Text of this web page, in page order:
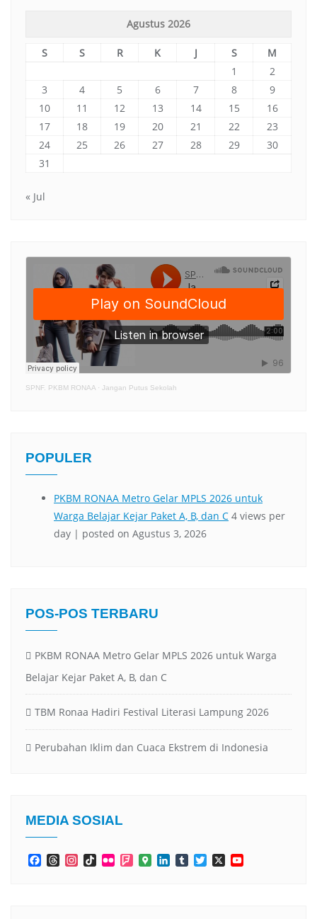
Agustus 2026
S S R K J S
M
1
2
3
4 5 6 7 8
9
10
11 12 13 14 15
16
17
18 19 20 21 22
23
24
25 26 27 28 29
30
31
« Jul
SPNF. PKBM RONAA · Jangan Putus Sekolah
POPULER
POS-POS TERBARU
PKBM RONAA Metro Gelar MPLS 2026 untuk Warga
Belajar Kejar Paket A, B, dan C
TBM Ronaa Hadiri Festival Literasi Lampung 2026
Perubahan Iklim dan Cuaca Ekstrem di Indonesia
MEDIA SOSIAL
Facebook
ThreadsInstagram
TikTokFlickrFoursquare
GoogleLinkedIn
TumblrTwitter
X